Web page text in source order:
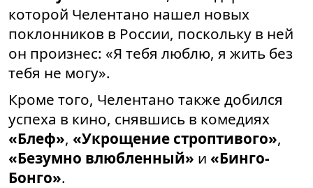
которой Челентано нашел новых
поклонников в России, поскольку в ней
он произнес: «Я тебя люблю, я жить без
тебя не могу».
Кроме того, Челентано также добился
успеха в кино, снявшись в комедиях
«Блеф», «Укрощение строптивого»,
«Безумно влюбленный» и «Бинго-
Бонго».